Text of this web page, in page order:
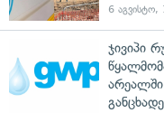
6 აგვისტო,
ჯივიპი
არეალში